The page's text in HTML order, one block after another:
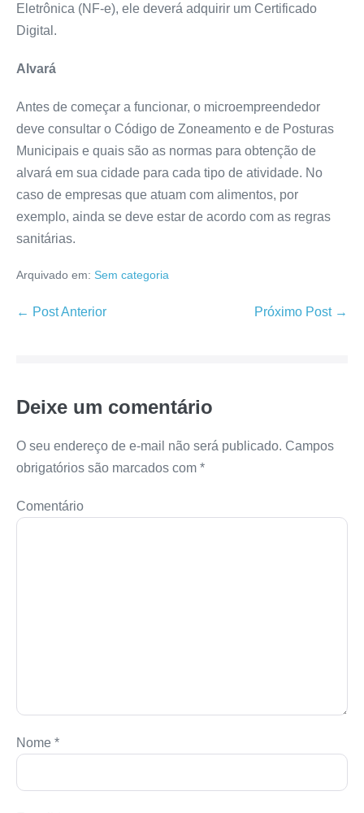
Eletrônica (NF-e), ele deverá adquirir um Certificado
Digital.
Alvará
Antes de começar a funcionar, o microempreendedor
deve consultar o Código de Zoneamento e de Posturas
Municipais e quais são as normas para obtenção de
alvará em sua cidade para cada tipo de atividade. No
caso de empresas que atuam com alimentos, por
exemplo, ainda se deve estar de acordo com as regras
sanitárias.
Arquivado em: Sem categoria
Navegação
← Post Anterior Próximo Post →
Deixe um comentário
O seu endereço de e-mail não será publicado. Campos
obrigatórios são marcados com *
Comentário
Nome *